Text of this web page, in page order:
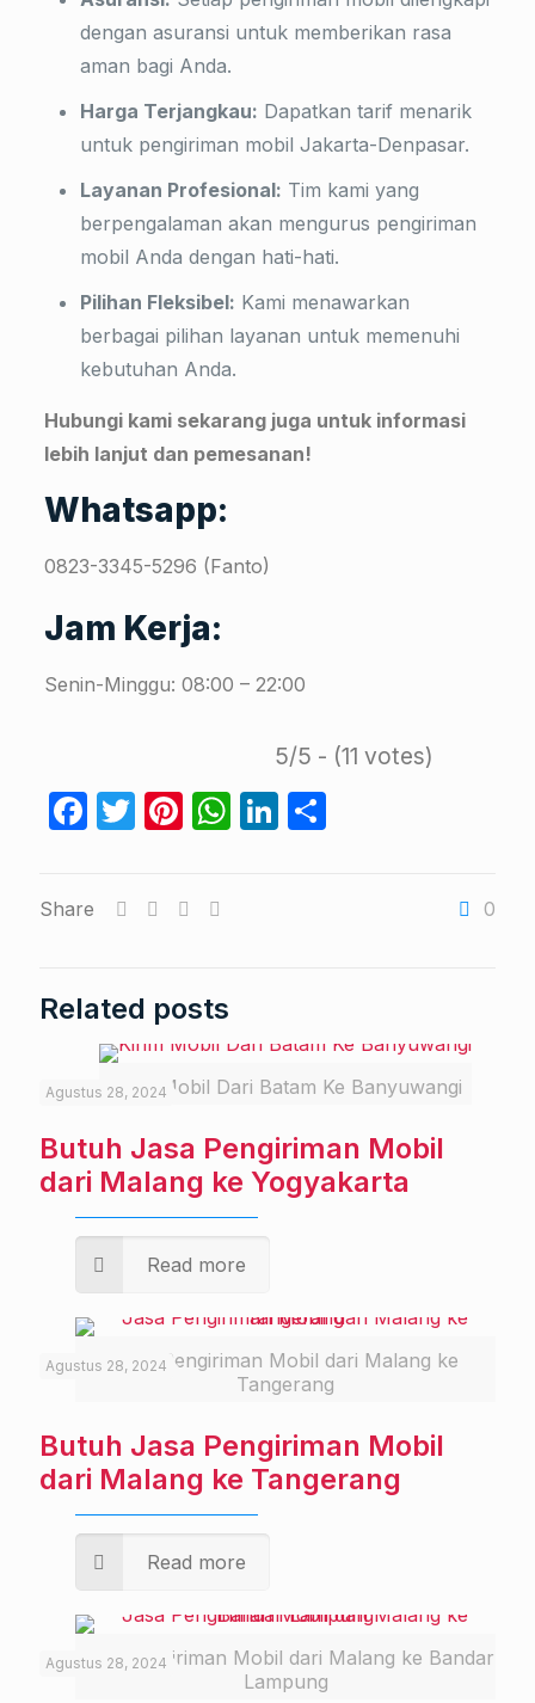
dengan asuransi untuk memberikan rasa
aman bagi Anda.
Harga Terjangkau: Dapatkan tarif menarik
untuk pengiriman mobil Jakarta-Denpasar.
Layanan Profesional: Tim kami yang
berpengalaman akan mengurus pengiriman
mobil Anda dengan hati-hati.
Pilihan Fleksibel: Kami menawarkan
berbagai pilihan layanan untuk memenuhi
kebutuhan Anda.
Hubungi kami sekarang juga untuk informasi
lebih lanjut dan pemesanan!
Whatsapp:
0823-3345-5296 (Fanto)
Jam Kerja:
Senin-Minggu: 08:00 – 22:00
5/5 - (11 votes)
Facebook
Twitter
Pinterest
WhatsApp
LinkedIn
Share
Share 0
Related posts
Kirim Mobil Dari Batam Ke Banyuwangi
Agustus 28, 2024
Butuh Jasa Pengiriman Mobil
dari Malang ke Yogyakarta
Read more
Jasa Pengiriman Mobil dari Malang ke
Tangerang
Agustus 28, 2024
Butuh Jasa Pengiriman Mobil
dari Malang ke Tangerang
Read more
Jasa Pengiriman Mobil dari Malang ke Bandar
Lampung
Agustus 28, 2024